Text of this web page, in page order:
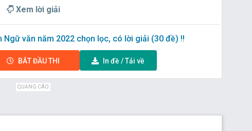
Xem lời giải
Ngữ văn năm 2022 chọn lọc, có lời giải (30 đề) !!
BẮT ĐẦUTHI In đề /Tải về
QUẢNG CÁO